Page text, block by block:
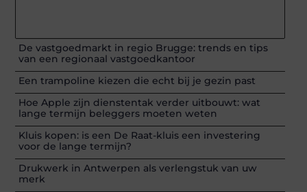
De vastgoedmarkt in regio Brugge: trends en tips
van een regionaal vastgoedkantoor
Een trampoline kiezen die echt bij je gezin past
Hoe Apple zijn dienstentak verder uitbouwt: wat
lange termijn beleggers moeten weten
Kluis kopen: is een De Raat-kluis een investering
voor de lange termijn?
Drukwerk in Antwerpen als verlengstuk van uw
merk